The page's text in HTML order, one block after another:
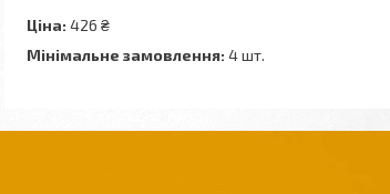
Ціна: 426 ₴
Мінімальне замовлення: 4 шт.